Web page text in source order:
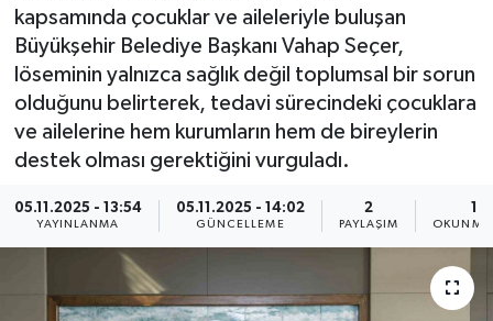
kapsamında çocuklar ve aileleriyle buluşan
Büyükşehir Belediye Başkanı Vahap Seçer,
löseminin yalnızca sağlık değil toplumsal bir sorun
olduğunu belirterek, tedavi sürecindeki çocuklara
ve ailelerine hem kurumların hem de bireylerin
destek olması gerektiğini vurguladı.
05.11.2025 - 13:54
YAYINLANMA
05.11.2025 - 14:02
GÜNCELLEME
2
PAYLAŞIM OKUNMA
Resmi İlan
Sağlık
Siyaset
Spor